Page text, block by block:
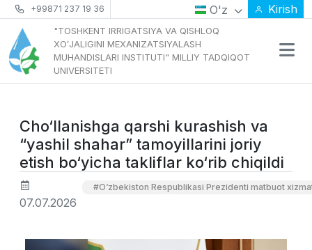
+99871 237 19 36 O'z Kirish
"TOSHKENT IRRIGATSIYA VA QISHLOQ
XOʻJALIGINI MEXANIZATSIYALASH
MUHANDISLARI INSTITUTI" MILLIY TADQIQOT
UNIVERSITETI
Cho‘llanishga qarshi kurashish va
“yashil shahar” tamoyillarini joriy
etish bo‘yicha takliflar ko‘rib chiqildi
07.07.2026
#O‘zbekiston Respublikasi Prezidenti matbuot